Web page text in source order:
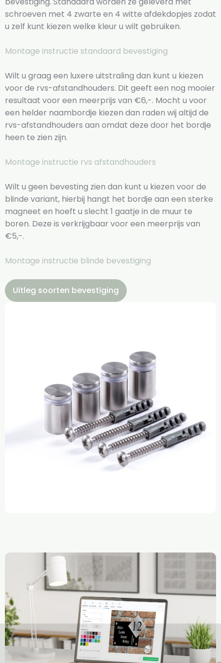
schroeven met 4 zwarte en 4 witte afdekdopjes zodat
u zelf kunt kiezen welke kleur u wilt gebruiken.
Montage instructie standaard bevestiging
Wilt u graag een luxere uitstraling dan kunt u kiezen
voor de rvs-afstandhouders. Dit geeft een nog mooier
resultaat voor een meerprijs van €6,-. Mocht u voor
een helder naambordje kiezen dan raden wij altijd de
rvs-afstandhouders aan omdat deze door het bordje
heen te zien zijn.
Montage instructie rvs afstandhouders
Wilt u geen bevesting zien dan kunt u kiezen voor de
blinde variant, hierbij hangt het bordje aan een sterke
magneet en hoeft u slecht 1 gaatje in de muur te
boren. Deze is verkrijgbaar voor een meerprijs van
€5,-.
Montage instructie blinde bevestiging
Uitleg soorten bevestiging